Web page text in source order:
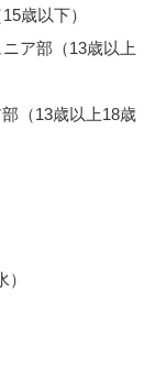
歳以下）
ア部（13歳以上
（13歳以上18歳